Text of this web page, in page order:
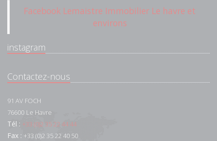
Facebook Lemaistre Immobilier Le havre et
environs
instagram
Contactez-nous
91 AV FOCH
76600 Le Havre
Tél : +33 (0)2 35 22 44 44
Fax : +33 (0)2 35 22 40 50